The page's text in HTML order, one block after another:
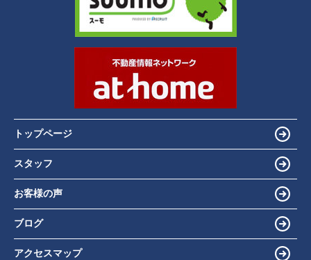
トップページ
スタッフ
お客様の声
ブログ
アクセスマップ